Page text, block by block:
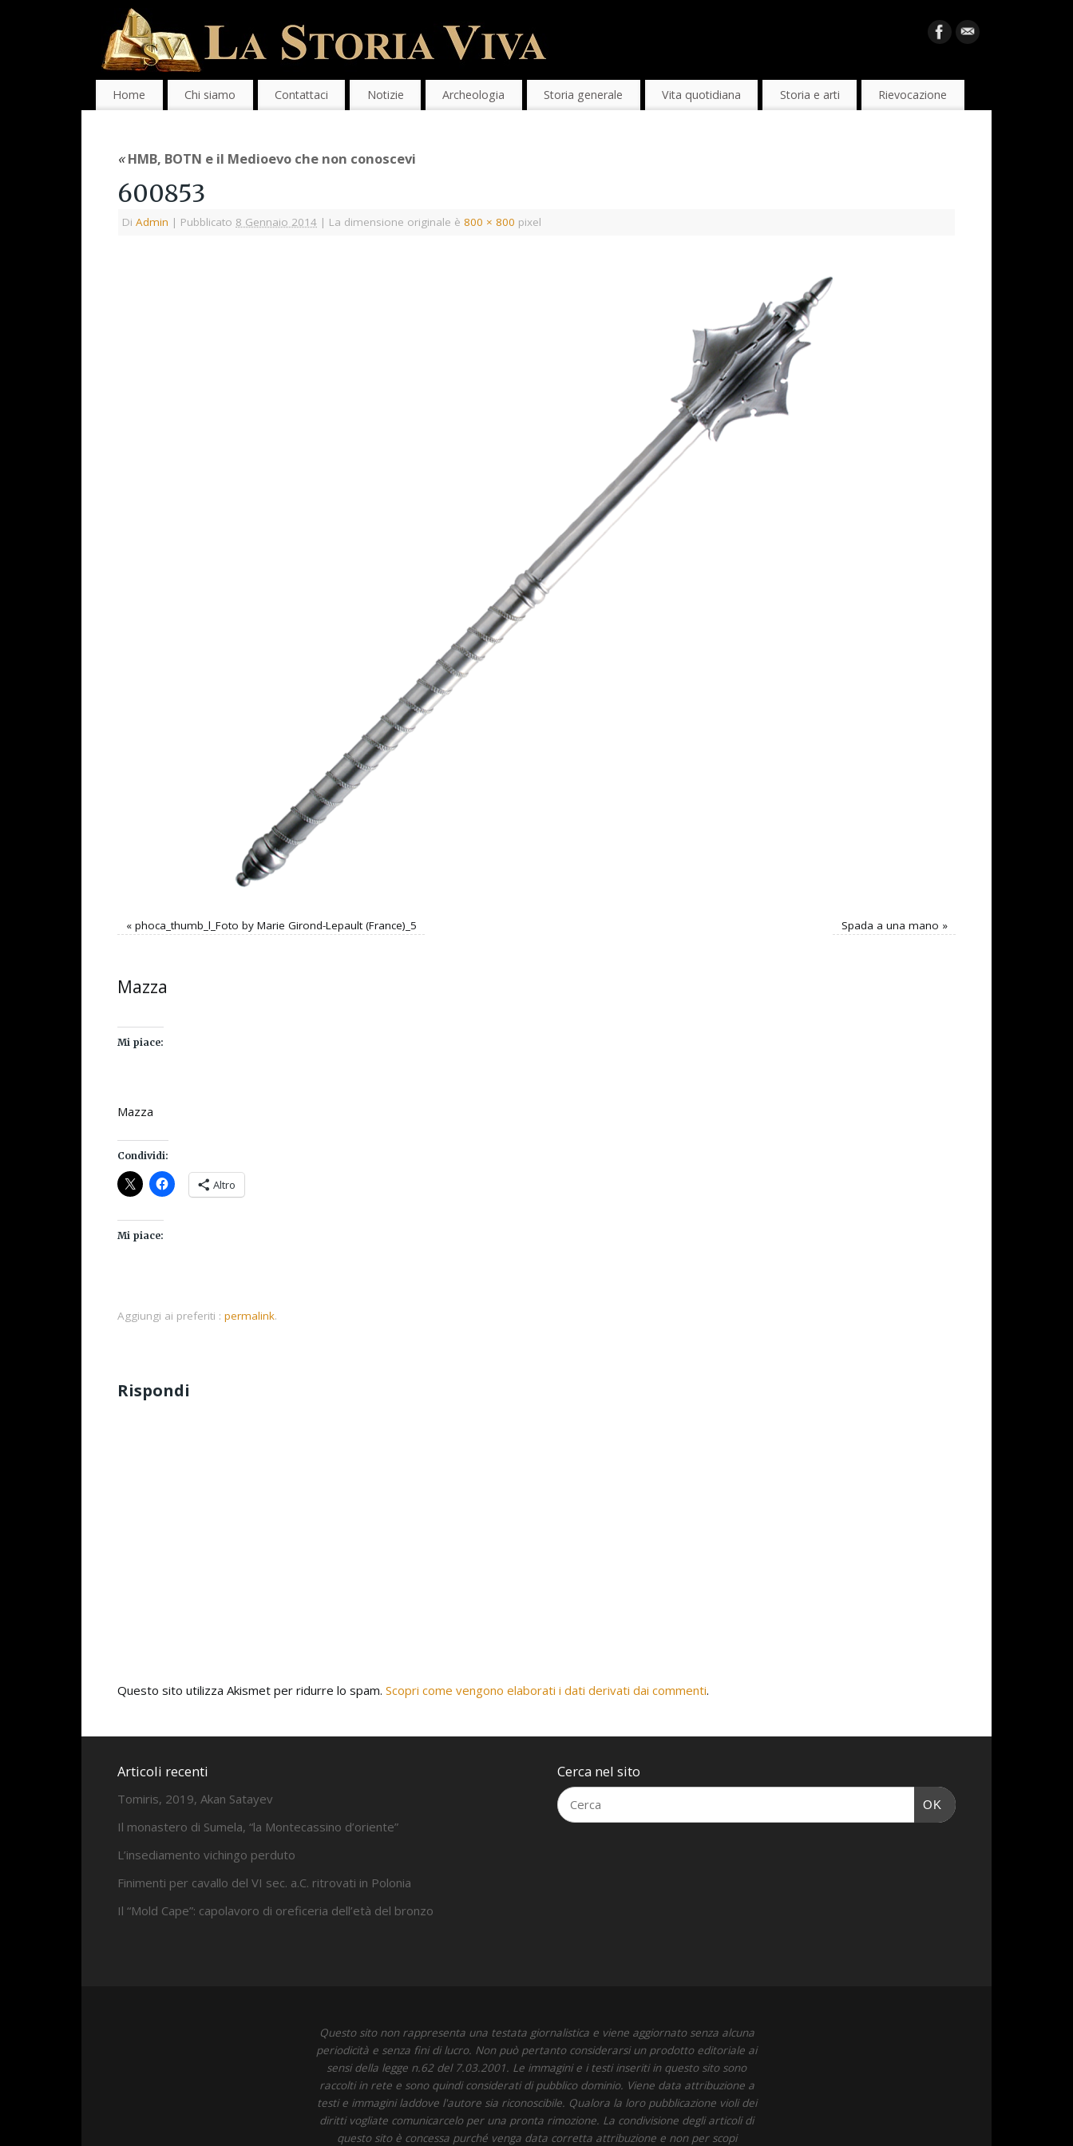
Home Chi siamo Contattaci Notizie Archeologia Storia generale Vita quotidiana Storia e arti Rievocazione
«HMB, BOTN e il Medioevo che non conoscevi
600853
Di Admin | Pubblicato 8 Gennaio 2014 | La dimensione originale è 800 × 800 pixel
« phoca_thumb_l_Foto by Marie Girond-Lepault (France)_5 Spada a una mano »
Mazza
Mi piace:
Mazza
Condividi:
Altro
Mi piace:
Aggiungi ai preferiti : permalink.
Rispondi
Questo sito utilizza Akismet per ridurre lo spam. Scopri come vengono elaborati i dati derivati dai commenti.
Articoli recenti
Tomiris, 2019, Akan Satayev
Il monastero di Sumela, “la Montecassino d’oriente”
L’insediamento vichingo perduto
Finimenti per cavallo del VI sec. a.C. ritrovati in Polonia
Il “Mold Cape”: capolavoro di oreficeria dell’età del bronzo
Cerca nel sito
OK
Questo sito non rappresenta una testata giornalistica e viene aggiornato senza alcuna
periodicità e senza fini di lucro. Non può pertanto considerarsi un prodotto editoriale ai
sensi della legge n.62 del 7.03.2001. Le immagini e i testi inseriti in questo sito sono
raccolti in rete e sono quindi considerati di pubblico dominio. Viene data attribuzione a
testi e immagini laddove l'autore sia riconoscibile. Qualora la loro pubblicazione violi dei
diritti vogliate comunicarcelo per una pronta rimozione. La condivisione degli articoli di
questo sito è concessa purché venga data corretta attribuzione e non per scopi